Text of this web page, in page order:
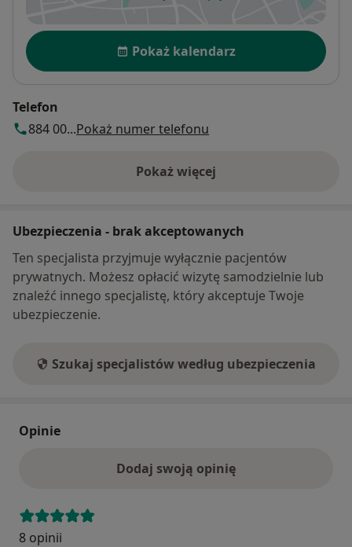
Dostępność
Pokaż kalendarz
Telefon
884 00...Pokaż numer telefonu
Pokaż więcej
o adresie
Ubezpieczenia - brak akceptowanych
Ten specjalista przyjmuje wyłącznie pacjentów
prywatnych. Możesz opłacić wizytę samodzielnie lub
znaleźć innego specjalistę, który akceptuje Twoje
ubezpieczenie.
Szukaj specjalistów według ubezpieczenia
Opinie
Dodaj swoją opinię
8 opinii